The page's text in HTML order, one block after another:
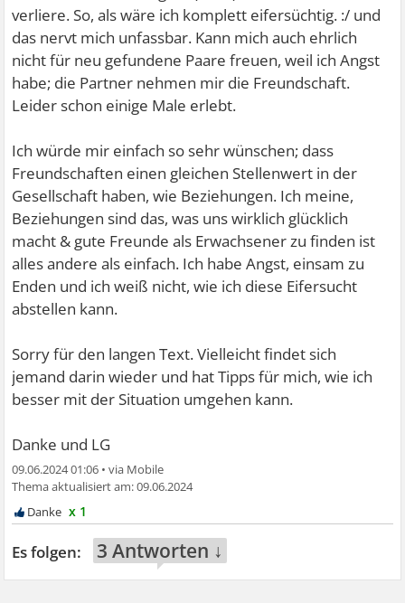
verliere. So, als wäre ich komplett eifersüchtig. :/ und
das nervt mich unfassbar. Kann mich auch ehrlich
nicht für neu gefundene Paare freuen, weil ich Angst
habe; die Partner nehmen mir die Freundschaft.
Leider schon einige Male erlebt.
Ich würde mir einfach so sehr wünschen; dass
Freundschaften einen gleichen Stellenwert in der
Gesellschaft haben, wie Beziehungen. Ich meine,
Beziehungen sind das, was uns wirklich glücklich
macht & gute Freunde als Erwachsener zu finden ist
alles andere als einfach. Ich habe Angst, einsam zu
Enden und ich weiß nicht, wie ich diese Eifersucht
abstellen kann.
Sorry für den langen Text. Vielleicht findet sich
jemand darin wieder und hat Tipps für mich, wie ich
besser mit der Situation umgehen kann.
Danke und LG
09.06.2024 01:06 •
09.06.2024
x 1
3 Antworten ↓